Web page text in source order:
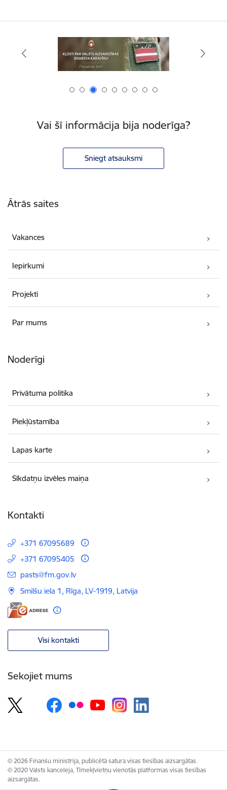
Vai šī informācija bija noderīga?
Sniegt atsauksmi
Ātrās saites
Vakances
Iepirkumi
Projekti
Par mums
Noderīgi
Privātuma politika
Piekļūstamība
Lapas karte
Sīkdatņu izvēles maiņa
Kontakti
+371 67095689
+371 67095405
E-pasts:
pasts@fm.gov.lv
Smilšu iela 1, Rīga, LV-1919, Latvija
Visi kontakti
Sekojiet mums
© 2026 Finanšu ministrija, publicētā satura visas tiesības aizsargātas.
© 2020 Valsts kanceleja, Tīmekļvietņu vienotās platformas visas tiesības
aizsargātas.